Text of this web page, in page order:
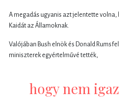
A megadás ugyanis azt jelentette volna,
Kaidát az Államoknak.
Valójában Bush elnök és Donald
miniszterek egyértelművé tették,
hogy nem